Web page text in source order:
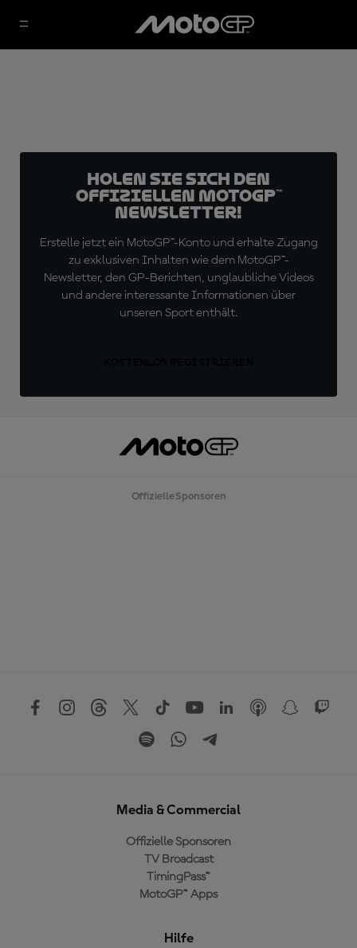
Holen Sie sich den
offiziellen MotoGP™
Newsletter!
Erstelle jetzt ein MotoGP™-Konto und erhalte Zugang
zu exklusiven Inhalten wie dem MotoGP™-
Newsletter, den GP-Berichten, unglaubliche Videos
und andere interessante Informationen über
unseren Sport enthält.
Offizielle Sponsoren
Media & Commercial
Offizielle Sponsoren
TV Broadcast
TimingPass™
MotoGP™ Apps
Hilfe